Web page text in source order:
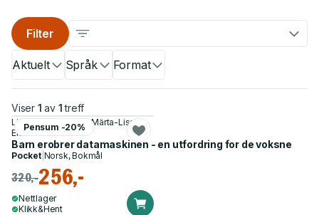
Aktuelt Språk Format
Filter
Viser 1 av 1 treff
Pensum -20%
Lisbeth Appelberg, Märta-Lisa
Eriksson
Barn erobrer datamaskinen - en utfordring for de voksne
Pocket| Norsk, Bokmål
320,-256,-
Nettlager
Klikk&Hent